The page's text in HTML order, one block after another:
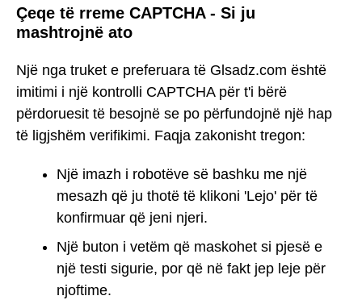
Çeqe të rreme CAPTCHA - Si ju
mashtrojnë ato
Një nga truket e preferuara të Glsadz.com është
imitimi i një kontrolli CAPTCHA për t'i bërë
përdoruesit të besojnë se po përfundojnë një hap
të ligjshëm verifikimi. Faqja zakonisht tregon:
Një imazh i robotëve së bashku me një
mesazh që ju thotë të klikoni 'Lejo' për të
konfirmuar që jeni njeri.
Një buton i vetëm që maskohet si pjesë e
një testi sigurie, por që në fakt jep leje për
njoftime.